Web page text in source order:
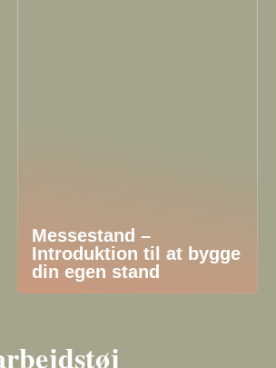
Messestand –
Introduktion til at bygge
din egen stand